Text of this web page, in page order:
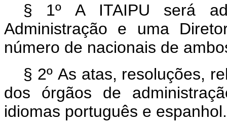
§ 1º A ITAIPU será
Administração e uma
número de nacionais de
§ 2º As atas, resoluções,
dos órgãos de
idiomas português e espanhol.